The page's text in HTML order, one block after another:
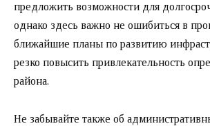
предложить возможности для
однако здесь важно не ошибиться в
ближайшие планы по развитию
резко повысить привлекательность
района.
Не забывайте также об